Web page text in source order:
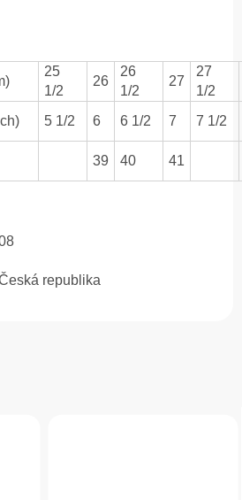
25
1/2
26
26
1/2
27
27
1/2
5 1/2 6 6 1/2 7
7 1/2
39 40 41
republika